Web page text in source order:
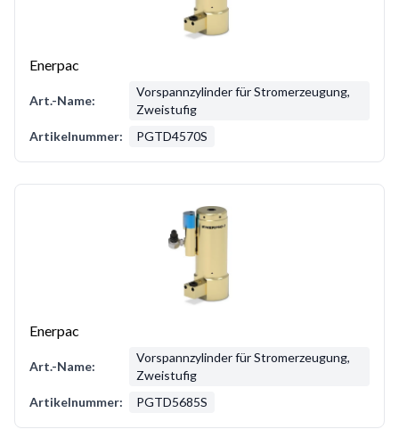
Enerpac
Art.-Name:
Vorspannzylinder für Stromerzeugung,
Zweistufig
Artikelnummer:
PGTD4570S
Enerpac
Art.-Name:
Vorspannzylinder für Stromerzeugung,
Zweistufig
Artikelnummer:
PGTD5685S